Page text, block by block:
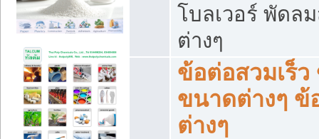
โบลเวอร์ พัดล
ต่างๆ
ข้อต่อสวมเร็
ขนาดต่างๆ ข้
ต่างๆ